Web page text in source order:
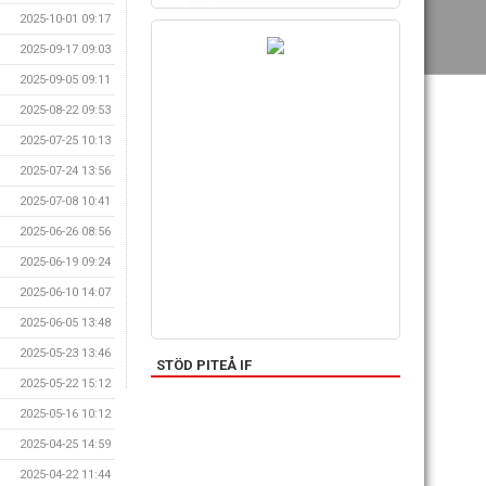
2025-10-01 09:17
2025-09-17 09:03
2025-09-05 09:11
2025-08-22 09:53
2025-07-25 10:13
2025-07-24 13:56
2025-07-08 10:41
2025-06-26 08:56
2025-06-19 09:24
2025-06-10 14:07
2025-06-05 13:48
2025-05-23 13:46
2025-05-22 15:12
2025-05-16 10:12
2025-04-25 14:59
2025-04-22 11:44
STÖD PITEÅ IF